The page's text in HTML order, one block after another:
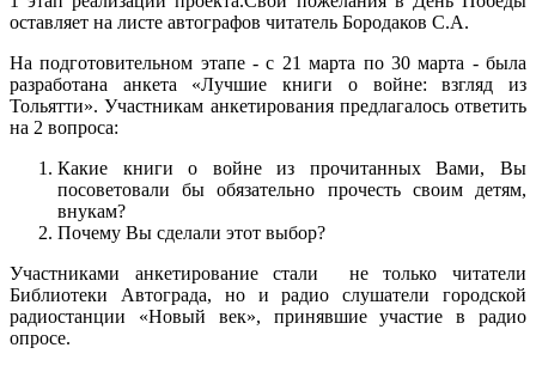
оставляет на листе автографов читатель Бородаков С.А.
На подготовительном этапе - с 21 марта по 30 марта - была
разработана анкета «Лучшие книги о войне: взгляд из
Тольятти». Участникам анкетирования предлагалось ответить
на 2 вопроса:
Какие книги о войне из прочитанных Вами, Вы
посоветовали бы обязательно прочесть своим детям,
внукам?
Почему Вы сделали этот выбор?
Участниками анкетирование стали не только читатели
Библиотеки Автограда, но и радио слушатели городской
радиостанции «Новый век», принявшие участие в радио
опросе.